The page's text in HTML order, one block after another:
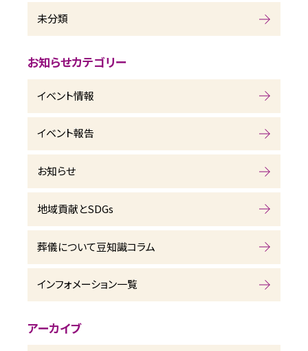
未分類
お知らせカテゴリー
イベント情報
イベント報告
お知らせ
地域貢献とSDGs
葬儀について豆知識コラム
インフォメーション一覧
アーカイブ